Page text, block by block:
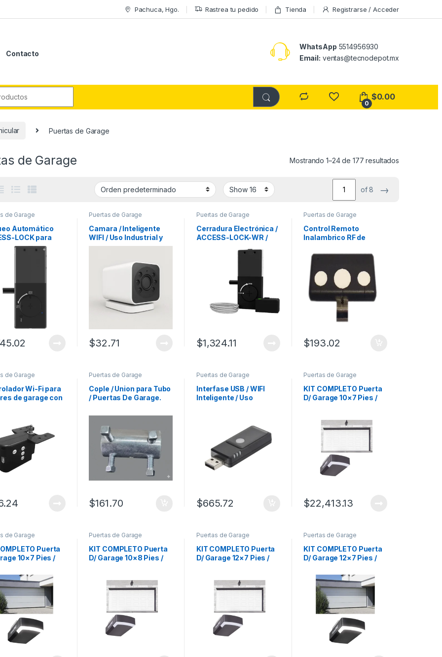
Pachuca, Hgo. Rastrea tu pedido Tienda Registrarse / Acceder
Contacto
WhatsApp 5514956930
Email: ventas@tecnodepot.mx
0
$0.00
Puertas de Garage
de Garage Mostrando 1–24 de 177 resultados
of 8 →
de Garage
Automático
LOCK para
de Garage /
/ Activación 0.5
-20°C a
/ Consumo
Puertas de Garage
Camara / Inteligente
WIFI / Uso Industrial y
residencial / Audio de 2
Compatible con
motores de garage /
App F-Linx / Android /
$32.71
Puertas de Garage
Cerradura Electrónica /
ACCESS-LOCK-WR /
Puertas de Garage /
-20°C a +60°C
$1,324.11
Puertas de Garage
Control Remoto
Inalambrico RF de
ACCESSFORCE y
FS1000APPRT
$193.02
de Garage
Wi-Fi para
de garage con
Puertas de Garage
Cople / Union para Tubo
/ Puertas De Garage.
$161.70
Puertas de Garage
Interfase USB / WIFI
Inteligente / Uso
$665.72
Puertas de Garage
KIT COMPLETO Puerta
D/ Garage 10×7 Pies /
Incluye Motor
FS1000APPRT / 1/2HP /
Fuerte/Silencioso/Luz
LED/Motor DC .
$22,413.13
de Garage
Puerta
10×7 Pies /
blanco / Insulada /
Motor
/ 1/2HP /
Silencioso/Luz
DC .
Puertas de Garage
KIT COMPLETO Puerta
D/ Garage 10×8 Pies /
Incluye Motor
FS1000APPRT / 1/2HP /
Fuerte/Silencioso/Luz
LED/Motor DC .
Puertas de Garage
KIT COMPLETO Puerta
D/ Garage 12×7 Pies /
Incluye Motor
FS1000APPRT / 1/2HP /
Fuerte/Silencioso/Luz
LED/Motor DC .
Puertas de Garage
KIT COMPLETO Puerta
D/ Garage 12×7 Pies /
Color blanco / Insulada /
Incluye Motor
FS1000APPRT / 1/2HP /
Fuerte/Silencioso/Luz
LED/Motor DC .